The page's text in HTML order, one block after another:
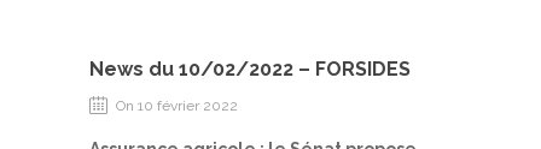
News du 10/02/2022 – FORSIDES
On 10 février 2022